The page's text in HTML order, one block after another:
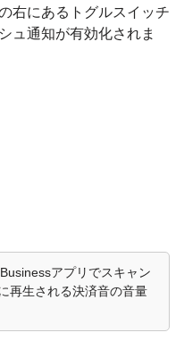
右にあるトグルスイッチ
ュ通知が有効化されま
アプリでスキャン
再生される決済音の音量